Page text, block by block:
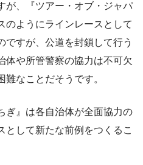
が、『ツアー・オブ・ジャパ
のようにラインレースとして
ですが、公道を封鎖して行う
体や所管警察の協力は不可欠
なことだそうです。
ぎ』は各自治体が全面協力の
として新たな前例をつくるこ